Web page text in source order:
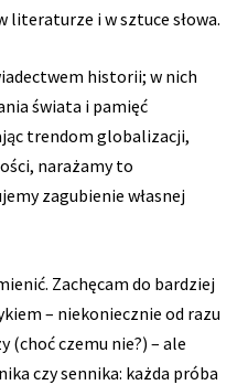
literaturze i w sztuce słowa.
historii; w nich
świata i pamięć
trendom globalizacji,
narażamy to
zagubienie własnej
Zachęcam do bardziej
– niekoniecznie od razu
(choć czemu nie?) – ale
czy sennika: każda próba